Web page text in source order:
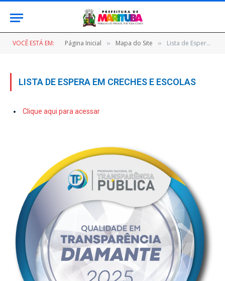
VOCÊ ESTÁ EM: Página Inicial » Mapa do Site » Lista de Espera em Creches e Escolas
LISTA DE ESPERA EM CRECHES E ESCOLAS
Clique aqui para acessar